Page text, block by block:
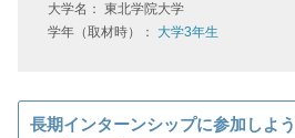
大学名： 東北学院大学
学年（取材時）： 大学3年生
長期インターンシップに参加しよ